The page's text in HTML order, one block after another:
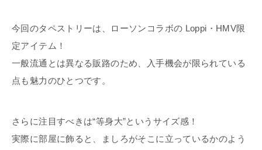
今回のタペストリーは、ローソンコラボの Loppi・HMV限
定アイテム！
一般流通とは異なる販路のため、入手機会が限られている
点も魅力のひとつです。
さらに注目すべきは“等身大”というサイズ感！
実際に部屋に飾ると、ましろがそこに立っているかのよう